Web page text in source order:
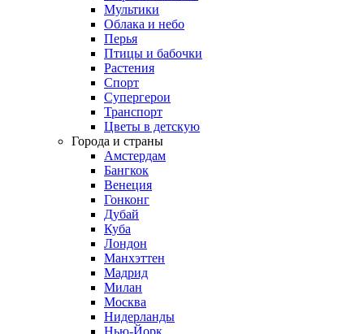
Мультики
Облака и небо
Перья
Птицы и бабочки
Растения
Спорт
Супергерои
Транспорт
Цветы в детскую
Города и страны
Амстердам
Бангкок
Венеция
Гонконг
Дубай
Куба
Лондон
Манхэттен
Мадрид
Милан
Москва
Нидерланды
Нью-Йорк